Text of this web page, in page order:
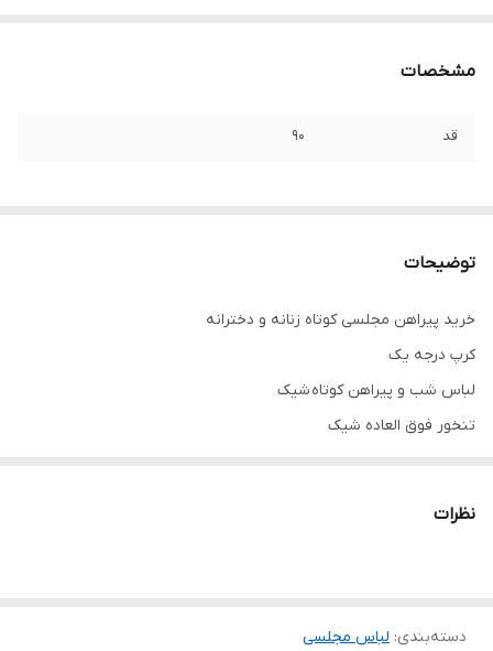
مشخصات
قد ۹۰
توضیحات
خرید پیراهن مجلسی کوتاه زنانه و دخترانه
کرپ درجه یک
لباس شب و پیراهن کوتاه شیک
تنخور فوق العاده شیک
نظرات
دسته‌بندی: لباس مجلسی